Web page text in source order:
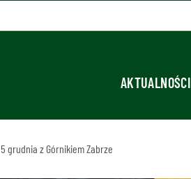
AKTUALNOŚCI
5 grudnia z Górnikiem Zabrze